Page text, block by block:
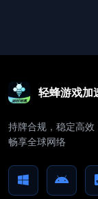
轻蜂游戏加
持牌合规，稳定高效
畅享全球网络